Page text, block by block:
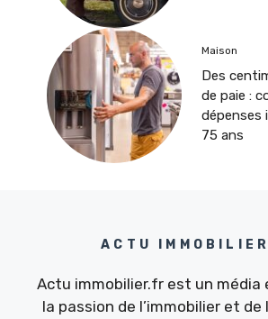
Maison
Des
de paie :
dépenses
75 ans
ACTU
Actu immobilier.fr est un média
la passion de l’immobilier et de